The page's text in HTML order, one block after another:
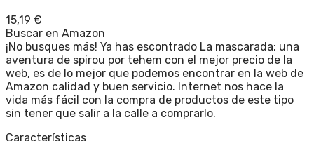
15,19 €
Buscar en Amazon
¡No busques más! Ya has escontrado La mascarada: una
aventura de spirou por tehem con el mejor precio de la
web, es de lo mejor que podemos encontrar en la web de
Amazon calidad y buen servicio. Internet nos hace la
vida más fácil con la compra de productos de este tipo
sin tener que salir a la calle a comprarlo.
Características